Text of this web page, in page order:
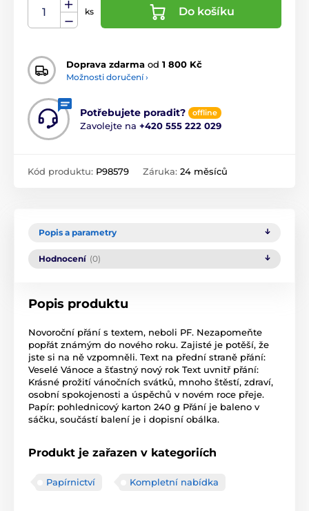
ks Do košíku
Doprava zdarma od 1 800 Kč
Možnosti doručení ›
Potřebujete poradit? offline
Zavolejte na +420 555 222 029
Kód produktu: P98579 Záruka: 24 měsíců
Popis a parametry
Hodnocení (0)
Popis produktu
Novoroční přání s textem, neboli PF. Nezapomeňte
popřát známým do nového roku. Zajisté je potěší, že
jste si na ně vzpomněli. Text na přední straně přání:
Veselé Vánoce a šťastný nový rok Text uvnitř přání:
Krásné prožití vánočních svátků, mnoho štěstí, zdraví,
osobní spokojenosti a úspěchů v novém roce přeje.
Papír: pohlednicový karton 240 g Přání je baleno v
sáčku, součástí balení je i dopisní obálka.
Produkt je zařazen v kategoriích
Papírnictví Kompletní nabídka